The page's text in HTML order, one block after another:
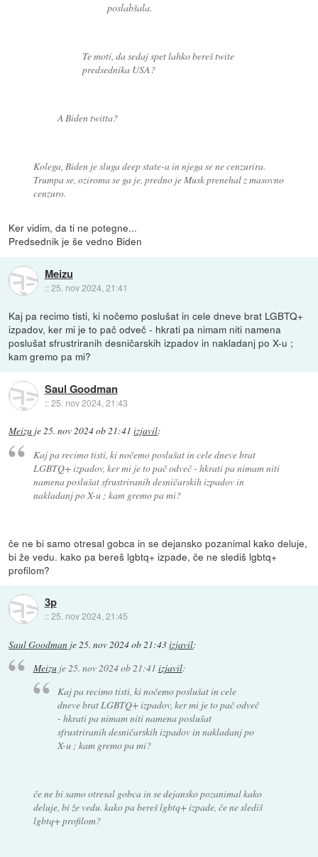
poslabšala.
Te moti, da sedaj spet lahko bereš twite
predsednika USA?
A Biden twitta?
Kolega, Biden je sluga deep state-a in njega se ne cenzurira.
Trumpa se, oziroma se ga je, predno je Musk prenehal z masovno
cenzuro.
Ker vidim, da ti ne potegne...
Predsednik je še vedno Biden
Meizu
::25. nov 2024, 21:41
Kaj pa recimo tisti, ki nočemo poslušat in cele dneve brat LGBTQ+
izpadov, ker mi je to pač odveč - hkrati pa nimam niti namena
poslušat sfrustriranih desničarskih izpadov in nakladanj po X-u ;
kam gremo pa mi?
Saul Goodman
::25. nov 2024, 21:43
Meizu je25. nov 2024 ob 21:41 izjavil:
Kaj pa recimo tisti, ki nočemo poslušat in cele dneve brat
LGBTQ+ izpadov, ker mi je to pač odveč - hkrati pa nimam niti
namena poslušat sfrustriranih desničarskih izpadov in
nakladanj po X-u ; kam gremo pa mi?
če ne bi samo otresal gobca in se dejansko pozanimal kako deluje,
bi že vedu. kako pa bereš lgbtq+ izpade, če ne slediš lgbtq+
profilom?
3p
::25. nov 2024, 21:45
Saul Goodman je25. nov 2024 ob 21:43izjavil:
Meizuje25. nov 2024 ob 21:41 izjavil:
Kaj pa recimo tisti, ki nočemo poslušat in cele
dneve brat LGBTQ+ izpadov, ker mi je to pač odveč
- hkrati pa nimam niti namena poslušat
sfrustriranih desničarskih izpadov in nakladanj po
X-u ; kam gremo pa mi?
če ne bi samo otresal gobca in se dejansko pozanimal kako
deluje, bi že vedu. kako pa bereš lgbtq+ izpade, če ne slediš
lgbtq+ profilom?